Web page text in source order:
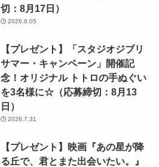
切：8月17日）
2026.8.05
【プレゼント】「スタジオジブリ
サマー・キャンペーン」開催記
念！オリジナル トトロの手ぬぐい
を3名様に☆（応募締切：8月13
日）
2026.7.31
【プレゼント】映画『あの星が降
る丘で、君とまた出会いたい。』